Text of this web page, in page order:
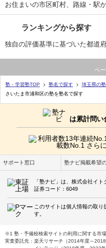
お住まいの市区町村、路線・駅
ランキングから探す
独自の評価基準に基づいた都道
ペ
塾・学習塾TOP 塾名で探す
埼玉県の
さいたま市浦和区の塾を塾名で探す
は累計問い
サポート窓口 塾ナビ掲載希望
「塾ナビ」は、株式会社イ
証券コード：6049
このサイトは個人情報の取
す。
※1 塾・予備校検索サイトの利用に関する市
実査委託先：楽天リサーチ（2014年度～2018